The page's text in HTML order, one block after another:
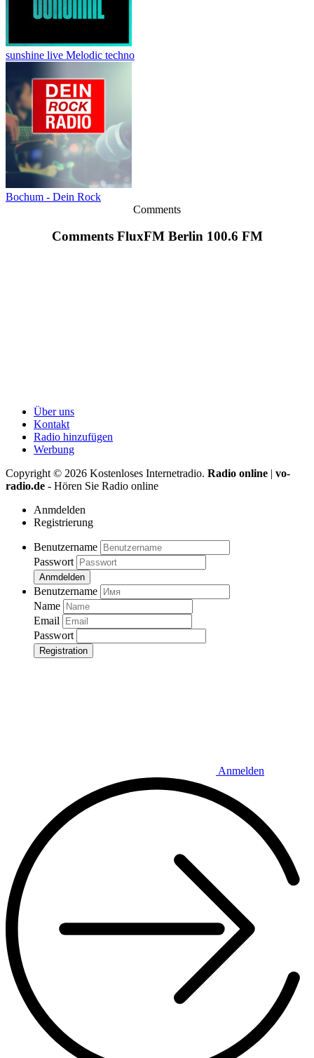
sunshine live Melodic techno
Bochum - Dein Rock
Comments
Comments FluxFM Berlin 100.6 FM
Über uns
Kontakt
Radio hinzufügen
Werbung
Copyright © 2026 Kostenloses Internetradio. Radio online | vo-
radio.de - Hören Sie Radio online
Anmdelden
Registrierung
Benutzername
Passwort
Anmdelden
Benutzername
Name
Email
Passwort
Registration
Anmelden